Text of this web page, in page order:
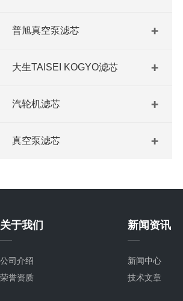
普旭真空泵滤芯
大生TAISEI KOGYO滤芯
汽轮机滤芯
真空泵滤芯
关于我们
公司介绍
荣誉资质
新闻资讯
新闻中心
技术文章